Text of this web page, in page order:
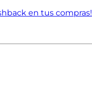
en tus compras!